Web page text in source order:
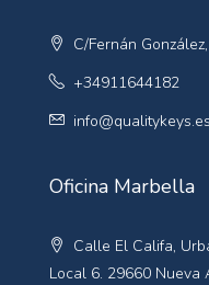
C/Fernán
+34911644182
info@qualitykeys.es
Oficina Marbella
Calle El Califa,
Local 6. 29660 Nueva